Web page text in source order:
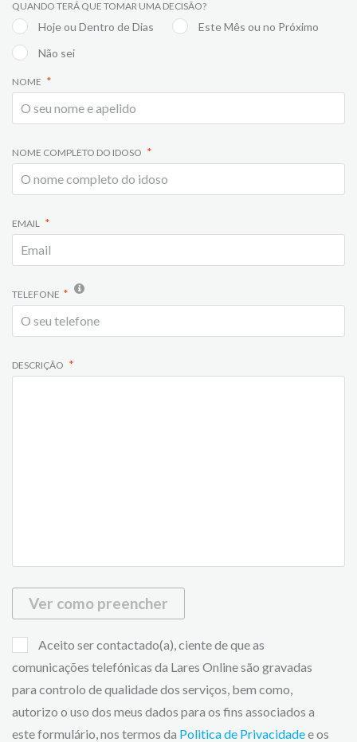
QUANDO TERÁ QUE TOMAR UMA DECISÃO?
Hoje ou Dentro de Dias
Este Mês ou no Próximo
Não sei
NOME
NOME COMPLETO DO IDOSO
EMAIL
TELEFONE
DESCRIÇÃO
Ver como preencher
Aceito ser contactado(a), ciente de que as
comunicações telefónicas da Lares Online são gravadas
para controlo de qualidade dos serviços, bem como,
autorizo o uso dos meus dados para os fins associados a
este formulário, nos termos da Politica de Privacidadee os